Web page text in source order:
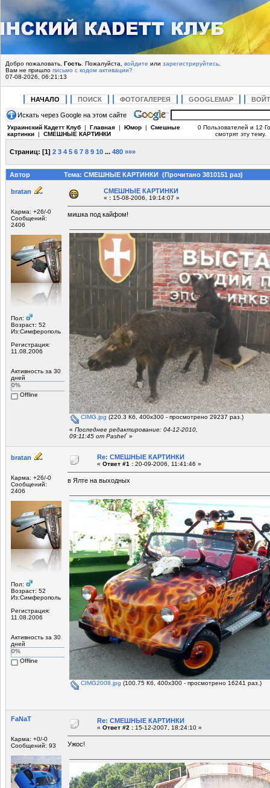
Добро пожаловать, Гость . Пожалуйста, войдите или зарегистрируйтесь
Вам не пришло письмо с кодом активации?
07-08-2026, 06:21:13
НАЧАЛО ПОИСК ФОТОГАЛЕРЕЯ GOOGLEMAP
Искать через Google на этом сайте
Украинский Кадетт Клуб | Главная | Юмор | Смешные
картинки | СМЕШНЫЕ КАРТИНКИ
0 Пользователей и 12
смотрят эту тему.
Страниц: [1] 2 3 4 5 6 7 8 9 10 ... 480 »»»
Автор Тема: СМЕШНЫЕ КАРТИНКИ (Прочитано 3810151 раз)
bratan
Карма: +26/-0
Сообщений:
2406
Пол:
Возраст: 52
Из:Симферополь
Регистрация:
11.08.2006
Активность за 30
дней
0%
Offline
СМЕШНЫЕ КАРТИНКИ
« : 15-08-2006, 19:14:07 »
мишка под кайфом!
CIMG.jpg (220.3 Кб, 400x300 - просмотрено 29237 раз.)
« Последнее редактирование: 04-12-2010,
09:11:45 от Pashel` »
bratan
Карма: +26/-0
Сообщений:
2406
Пол:
Возраст: 52
Из:Симферополь
Регистрация:
11.08.2006
Активность за 30
дней
0%
Offline
Re: СМЕШНЫЕ КАРТИНКИ
« Ответ #1 : 20-09-2006, 11:41:46 »
в Ялте на выходных
CIMG2008.jpg (100.75 Кб, 400x300 - просмотрено 16241 раз.)
FaNaT
Карма: +0/-0
Сообщений: 93
Re: СМЕШНЫЕ КАРТИНКИ
« Ответ #2 : 15-12-2007, 18:24:10 »
Ужос!